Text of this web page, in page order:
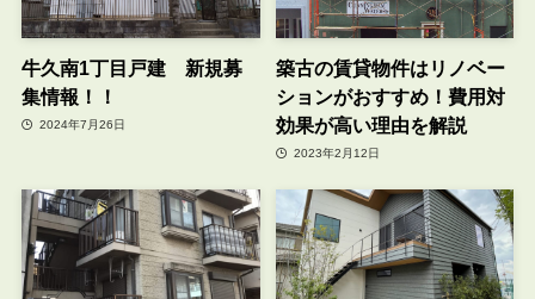
牛久南1丁目戸建 新規募
集情報！！
2024年7月26日
築古の賃貸物件はリノベー
ションがおすすめ！費用対
効果が高い理由を解説
2023年2月12日